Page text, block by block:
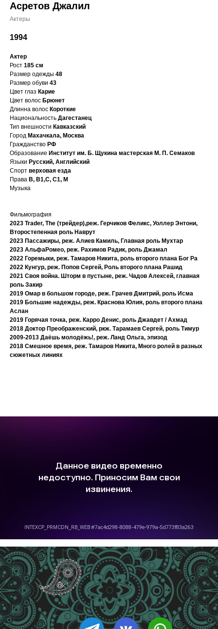
Асретов Джалил
Актеры
1994
Актер
Рост 185 см
Размер одежды 48
Размер обуви 43
Цвет глаз Карие
Цвет волос Брюнет
Длинна волос Короткие
Национальность Дагестанец
Тип внешности Кавказский
Город Махачкала, Москва
Гражданство РФ
Образование Институт им. Б. Щукина мастерская М. П. Семаков
Языки Русский, Английский
Спорт верховая езда
Права B, B1,C, С1, M
Музыка
Фильмография
2023 Trader, The (трейдер),реж. Герчиков Феликс, Уоллер Энтони,
Второстепенная роль Наврут
2023 Пассажиры, реж. Алиев Камиль, Главная роль Мухтар
2023 АльфаРомео, реж. Рахимов Радик, роль Джамал
2022 Горемыки, реж. Тамаров Никита, роль второго плана Бог Ра
2022 Кунгур, реж. Попов Сергей, Роль второго плана Рашид
2021 Своя война. Шторм в пустыне, реж. Чадов Алексей, главная
роль Закир
2019 Омар в большом городе, реж. Грачев Дмитрий, роль Исма
2019 Большие надежды, реж. Краснова Юлия, роль второго плана
Аслан
2019 Горячая точка, реж. Карро Денис, роль Джавдет / Ахмад
2018 Доктор Преображенский, ркж. Тарамаев Сергей, роль Тимур
2009-2013 Даёшь молодёжь!, реж. Ланд Ольга, эпизод
2018 Смешное время, реж. Тамаров Никита, Много ролей в разных
сюжетных линиях